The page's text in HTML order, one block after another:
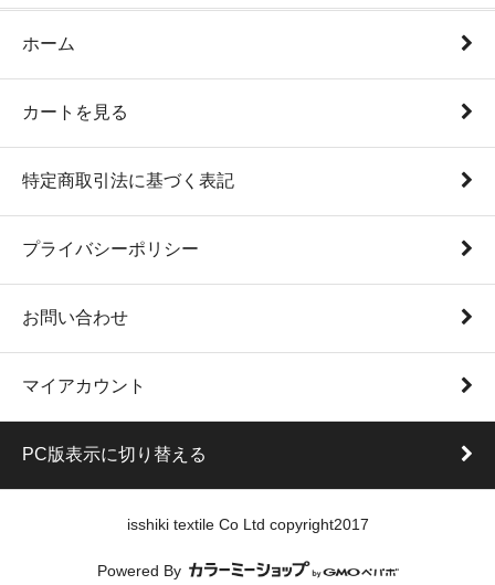
ホーム
カートを見る
特定商取引法に基づく表記
プライバシーポリシー
お問い合わせ
マイアカウント
PC版表示に切り替える
isshiki textile Co Ltd copyright2017
Powered By